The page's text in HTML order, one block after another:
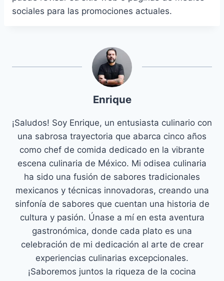
sociales para las promociones actuales.
Enrique
¡Saludos! Soy Enrique, un entusiasta culinario con
una sabrosa trayectoria que abarca cinco años
como chef de comida dedicado en la vibrante
escena culinaria de México. Mi odisea culinaria
ha sido una fusión de sabores tradicionales
mexicanos y técnicas innovadoras, creando una
sinfonía de sabores que cuentan una historia de
cultura y pasión. Únase a mí en esta aventura
gastronómica, donde cada plato es una
celebración de mi dedicación al arte de crear
experiencias culinarias excepcionales.
¡Saboremos juntos la riqueza de la cocina